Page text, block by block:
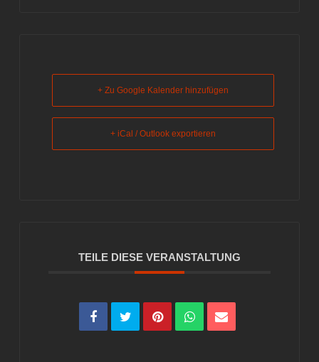
+ Zu Google Kalender hinzufügen
+ iCal / Outlook exportieren
TEILE DIESE VERANSTALTUNG